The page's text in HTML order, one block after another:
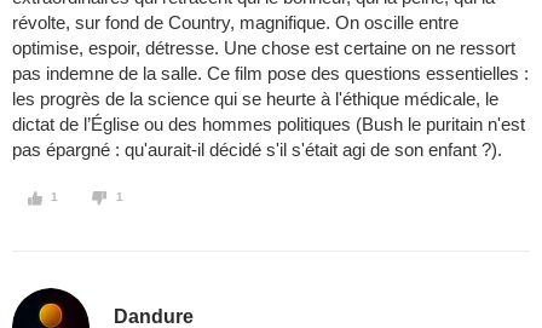
révolte, sur fond de Country, magnifique. On oscille entre
optimise, espoir, détresse. Une chose est certaine on ne ressort
pas indemne de la salle. Ce film pose des questions essentielles :
les progrès de la science qui se heurte à l'éthique médicale, le
dictat de l’Église ou des hommes politiques (Bush le puritain n'est
pas épargné : qu'aurait-il décidé s'il s'était agi de son enfant ?).
1 1
Dandure